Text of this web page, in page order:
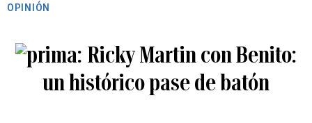
OPINIÓN
Ricky Martin con Benito:
un histórico pase de batón